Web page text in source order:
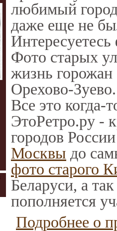
любимый
даже еще не
Интересуетесь
Фото старых
жизнь горожан
Орехово-
Все это когда-
ЭтоРетро.ру -
городов
Москвы до
фото старого
Беларуси, а
пополняется
Подробнее о